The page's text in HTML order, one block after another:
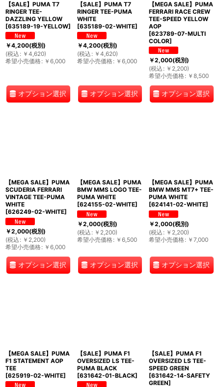
【SALE】PUMA T7
RINGER TEE-
DAZZLING YELLOW
[635189-19-YELLOW]
￥4,200(税別)
(税込 : ￥ 4,620)
希望小売価格: ￥ 6,000
オプション選択
【SALE】PUMA T7
RINGER TEE-PUMA
WHITE
[635189-02-WHITE]
￥4,200(税別)
(税込 : ￥ 4,620)
希望小売価格: ￥ 6,000
オプション選択
【MEGA SALE】PUMA
FERRARI RACE CREW
TEE-SPEED YELLOW
AOP
[623789-07-MULTI
COLOR]
￥2,000(税別)
(税込 : ￥ 2,200)
希望小売価格: ￥ 8,500
オプション選択
【MEGA SALE】PUMA
SCUDERIA FERRARI
VINTAGE TEE-PUMA
WHITE
[626249-02-WHITE]
￥2,000(税別)
(税込 : ￥ 2,200)
希望小売価格: ￥ 6,000
オプション選択
【MEGA SALE】PUMA
BMW MMS LOGO TEE-
PUMA WHITE
[624155-02-WHITE]
￥2,000(税別)
(税込 : ￥ 2,200)
希望小売価格: ￥ 6,500
オプション選択
【MEGA SALE】PUMA
BMW MMS MT7+ TEE-
PUMA WHITE
[624141-02-WHITE]
￥2,000(税別)
(税込 : ￥ 2,200)
希望小売価格: ￥ 7,000
オプション選択
【MEGA SALE】PUMA
F1 STATEMENT AOP
TEE
[625919-02-WHITE]
【SALE】PUMA F1
OVERSIZED LS TEE-
PUMA BLACK
[631642-01-BLACK]
【SALE】PUMA F1
OVERSIZED LS TEE-
SPEED GREEN
[631642-14-SAFETY
GREEN]